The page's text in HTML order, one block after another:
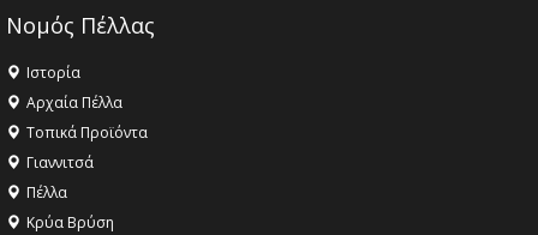
Νομός Πέλλας
Ιστορία
Αρχαία Πέλλα
Τοπικά Προϊόντα
Γιαννιτσά
Πέλλα
Κρύα Βρύση